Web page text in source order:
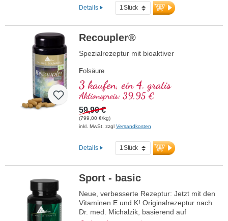
Details
Recoupler®
Spezialrezeptur mit bioaktiver
Folsäure
Arginin
Lycopin
Curcuma
Curcumin
Ascorbinsäure
Resveratrol
B(Vitamin B12)
3 kaufen, ein 4. gratis
Aktionspreis: 39,95 €
59,90 €
(799,00 €/kg)
inkl. MwSt. zzgl Versandkosten
Details
Sport - basic
Neue, verbesserte Rezeptur: Jetzt mit den
Vitaminen E und K! Originalrezeptur nach
Dr. med. Michalzik, basierend auf